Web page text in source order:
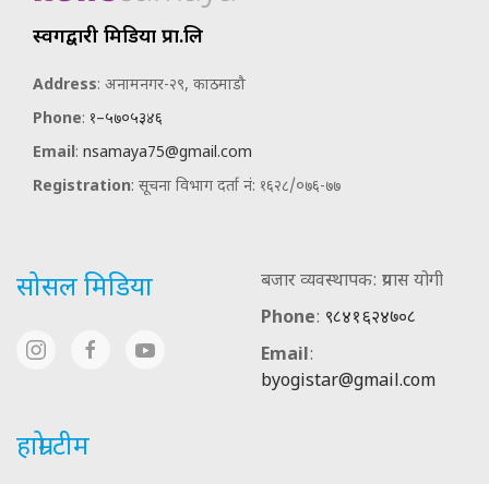
स्वर्गद्वारी मिडिया प्रा.लि
Address: अनामनगर-२९, काठमाडौ
Phone: १–५७०५३४६
Email: nsamaya75@gmail.com
Registration: सूचना विभाग दर्ता नं: १६२८/०७६-७७
सोसल मिडिया
बजार व्यवस्थापक: प्रयास योगी
Phone: ९८४१६२४७०८
Email:
byogistar@gmail.com
हाम्रो टीम